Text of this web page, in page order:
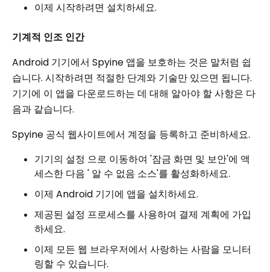
이제 시작하려면 설치하세요.
기계적 인조 인간
Android 기기에서 Spyine 앱을 보호하는 것은 말처럼 쉽
습니다. 시작하려면 적절한 단계와 기술만 있으면 됩니다.
기기에 이 앱을 다운로드하는 데 대해 알아야 할 사항은 다
음과 같습니다.
Spyine 공식 웹사이트에서 계정을 등록하고 준비하세요.
기기의 설정 으로 이동하여 '잠금 화면 및 보안'에 액
세스한 다음 ' 알 수 없음 소스'를 활성화하세요.
이제 Android 기기에 앱을 설치하세요.
제공된 설정 프로세스를 사용하여 결제 계획에 가입
하세요.
이제 모든 웹 브라우저에서 사랑하는 사람을 모니터
링할 수 있습니다.